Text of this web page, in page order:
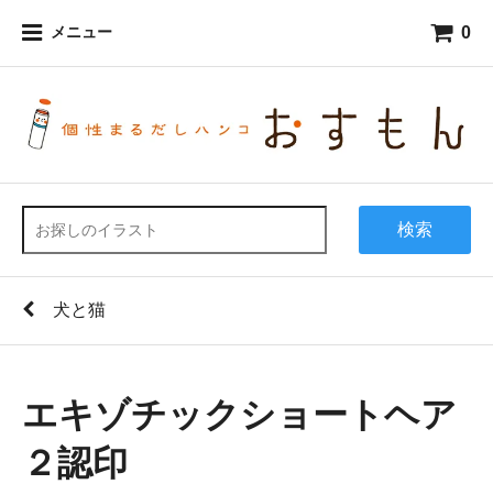
メニュー 0
検索
犬と猫
エキゾチックショートヘア
２認印